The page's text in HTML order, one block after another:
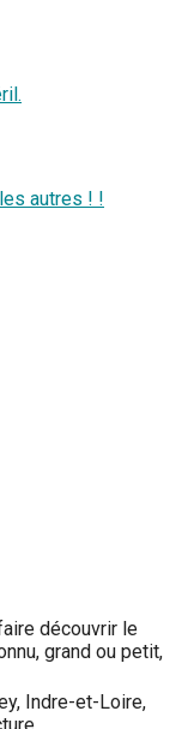
autres ! !
découvrir le
grand ou petit,
Indre-et-Loire,